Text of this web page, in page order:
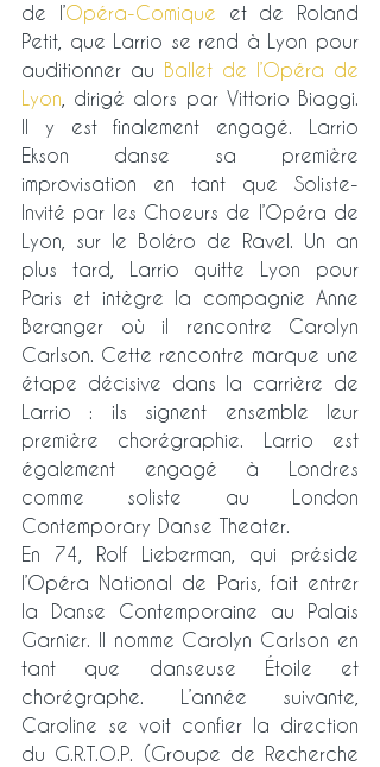
de l’Opéra-Comique et de Roland
Petit, que Larrio se rend à Lyon pour
auditionner au Ballet de l’Opéra de
Lyon , dirigé alors par Vittorio Biaggi.
Il y est finalement engagé. Larrio
Ekson danse sa première
improvisation en tant que Soliste-
Invité par les Choeurs de l’Opéra de
Lyon, sur le Boléro de Ravel. Un an
plus tard, Larrio quitte Lyon pour
Paris et intègre la compagnie Anne
Beranger où il rencontre Carolyn
Carlson. Cette rencontre marque une
étape décisive dans la carrière de
Larrio : ils signent ensemble leur
première chorégraphie. Larrio est
également engagé à Londres
comme soliste au London
Contemporary Danse Theater.
En 74, Rolf Lieberman, qui préside
l’Opéra National de Paris, fait entrer
la Danse Contemporaine au Palais
Garnier. Il nomme Carolyn Carlson en
tant que danseuse Étoile et
chorégraphe. L’année suivante,
Caroline se voit confier la direction
du G.R.T.O.P. (Groupe de Recherche